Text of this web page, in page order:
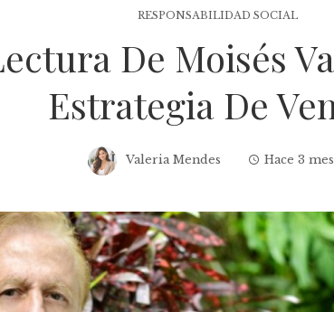
RESPONSABILIDAD SOCIAL
De Moisés
Estrategia De
Valeria Mendes Hace 3